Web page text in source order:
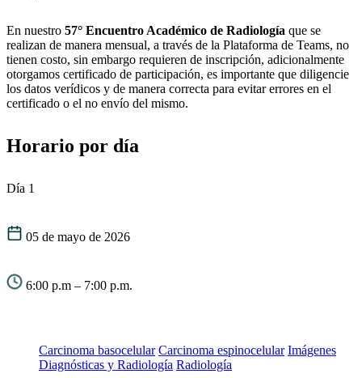
En nuestro 57° Encuentro Académico de Radiología que se
realizan de manera mensual, a través de la Plataforma de Teams, no
tienen costo, sin embargo requieren de inscripción, adicionalmente
otorgamos certificado de participación, es importante que diligencie
los datos verídicos y de manera correcta para evitar errores en el
certificado o el no envío del mismo.
Horario por día
Día 1
05 de mayo de 2026
6:00 p.m – 7:00 p.m.
Carcinoma basocelular Carcinoma espinocelular Imágenes
Diagnósticas y Radiología Radiología